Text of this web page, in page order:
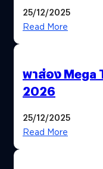
25/12/2025
Read More
พาส่อง Mega
2026
25/12/2025
Read More